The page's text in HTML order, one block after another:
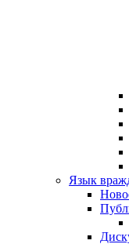
Язык